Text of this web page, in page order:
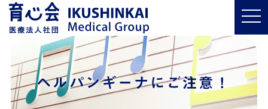
t
o
l
n
a
v
i
ヘルパンギーナにご注意！